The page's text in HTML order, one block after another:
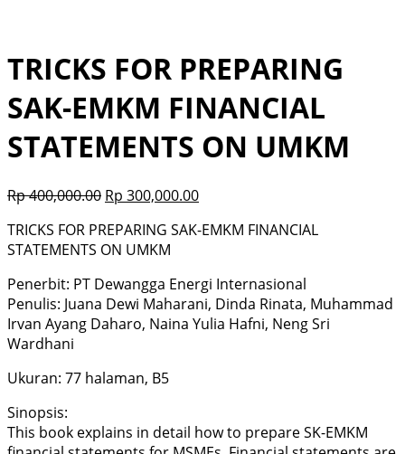
TRICKS FOR PREPARING
SAK-EMKM FINANCIAL
STATEMENTS ON UMKM
Rp400,000.00 Rp 300,000.00
TRICKS FOR PREPARING SAK-EMKM FINANCIAL
STATEMENTS ON UMKM
Penerbit: PT Dewangga Energi Internasional
Penulis: Juana Dewi Maharani, Dinda Rinata, Muhammad
Irvan Ayang Daharo, Naina Yulia Hafni, Neng Sri
Wardhani
Ukuran: 77 halaman, B5
Sinopsis:
This book explains in detail how to prepare SK-EMKM